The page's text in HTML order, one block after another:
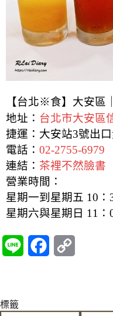
【台北※食】大安區
地址： 台北市大安區
捷運：大安站3號出
電話： 02-2755-6979
連結： 茶裡不然臉書
營業時間：
星期一到星期五 10：
星期六與星期日 11：
e e y
標籤